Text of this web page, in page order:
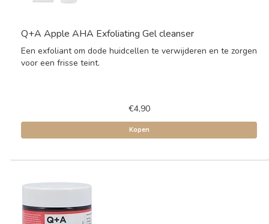
Q+A Apple AHA Exfoliating Gel cleanser
Een exfoliant om dode huidcellen te verwijderen en te zorgen
voor een frisse teint.
€4,90
Kopen